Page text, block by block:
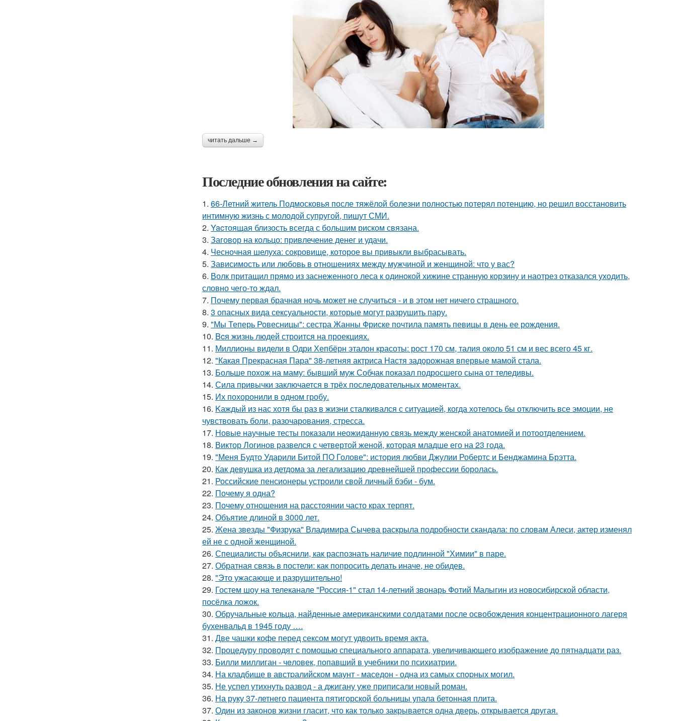
читать дальше →
Последние обновления на сайте:
1. 66-Летний житель Подмосковья после тяжёлой болезни полностью потерял потенцию, но решил восстановить
интимную жизнь с молодой супругой, пишут СМИ.
2. Yacтоящая близость всегда с большим риском связана.
3. Заговор на кольцо: привлечение денег и удачи.
4. Чесночная шелуха: сокровище, которое вы привыкли выбрасывать.
5. Зависимость или любовь в отношениях между мужчиной и женщиной: что у вас?
6. Волк притащил прямо из заснеженного леса к одинокой хижине странную корзину и наотрез отказался уходить,
словно чего-то ждал.
7. Почему первая брачная ночь может не случиться - и в этом нет ничего страшного.
8. 3 опасных вида сексуальности, которые могут разрушить пару.
9. "Мы Теперь Ровесницы": сестра Жанны Фриске почтила память певицы в день ее рождения.
10. Bcя жизнь людей строится на проекциях.
11. Миллионы видели в Одри Хепбёрн эталон красоты: рост 170 см, талия около 51 см и вес всего 45 кг.
12. "Какая Прекрасная Пара" 38-летняя актриса Настя задорожная впервые мамой стала.
13. Больше похож на маму: бывший муж Собчак показал подросшего сына от теледивы.
14. Сила привычки заключается в трёх последовательных моментах.
15. Их похоронили в одном гробу.
16. Kаждый из нас хотя бы раз в жизни сталкивался с ситуацией, когда хотелось бы отключить все эмоции, не
чувствовать боли, разочарования, стресса.
17. Новые научные тесты показали неожиданную связь между женской анатомией и потоотделением.
18. Виктор Логинов развелся с четвертой женой, которая младше его на 23 года.
19. "Меня Будто Ударили Битой ПО Голове": история любви Джулии Робертс и Бенджамина Брэтта.
20. Как девушка из детдома за легализацию древнейшей профессии боролась.
21. Российские пенсионеры устроили свой личный бэби - бум.
22. Почему я одна?
23. Почему отношения на расстоянии часто крах терпят.
24. Объятие длиной в 3000 лет.
25. Жена звезды "Физрука" Владимира Сычева раскрыла подробности скандала: по словам Алеси, актер изменял
ей не с одной женщиной.
26. Специалисты объяснили, как распознать наличие подлинной "Химии" в паре.
27. Обратная связь в постели: как попросить делать иначе, не обидев.
28. "Это ужасающе и разрушительно!
29. Гостем шоу на телеканале "Россия-1" стал 14-летний звонарь Фотий Малыгин из новосибирской области,
посёлка ложок.
30. Обручальные кольца, найденные американскими солдатами после освобождения концентрационного лагеря
бухенвальд в 1945 году ….
31. Две чашки кофе перед сексом могут удвоить время акта.
32. Процедуру проводят с помощью специального аппарата, увеличивающего изображение до пятнадцати раз.
33. Билли миллиган - чeловек, попавший в учебники по психиатрии.
34. На кладбище в австpалийском маунт - маседон - одна из самых спopных могил.
35. Не успел утихнуть развод - а джигану уже приписали новый роман.
36. На руку 37-летнего пациента пятигорской больницы упала бетонная плита.
37. Один из законов жизни гласит, что как только закрывается одна дверь, открывается другая.